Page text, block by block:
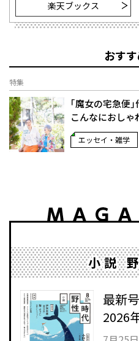
楽天ブックス
おす
特集
｢魔女の宅急便
こんなにおし
エッセイ・雑学
小説
最新号
2026